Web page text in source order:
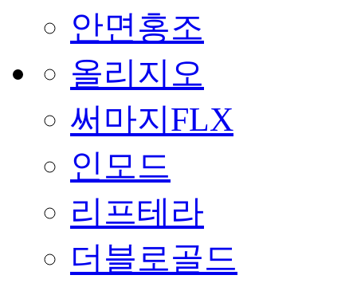
안면홍조
올리지오
써마지FLX
인모드
리프테라
더블로골드